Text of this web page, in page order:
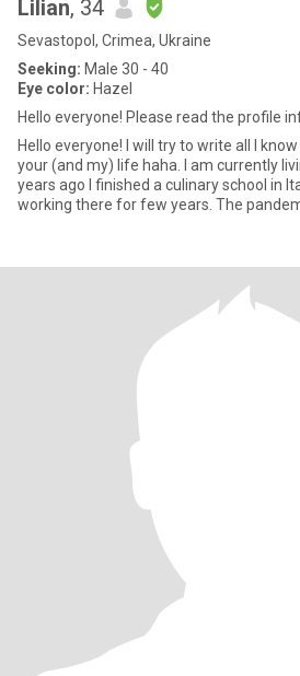
Lilian, 34
Sevastopol, Crimea, Ukraine
Seeking: Male 30 - 40
Eye color: Hazel
Hello everyone! Please read the profile
Hello everyone! I will try to write all I
your (and my) life haha. I am currently living in Crimea. Several
years ago I finished a culinary school in
working there for few years. The